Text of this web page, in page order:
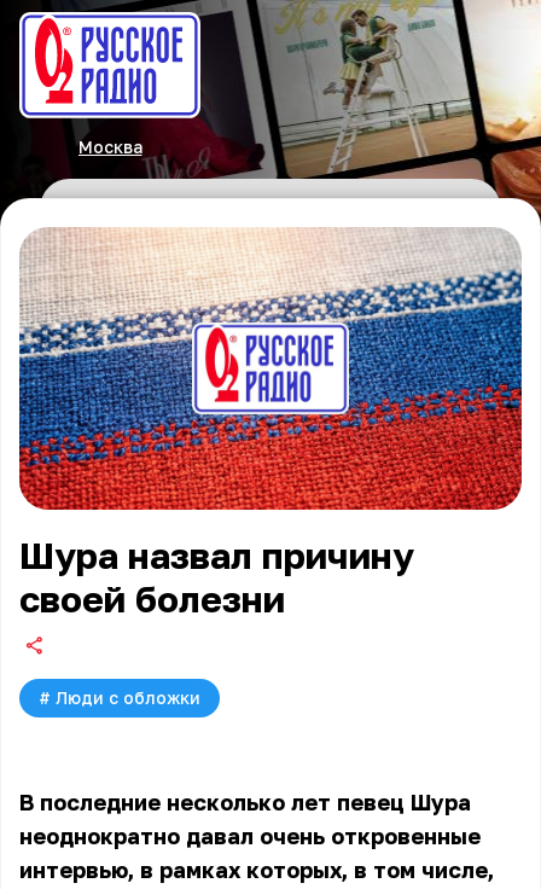
Москва
Шура назвал причину
своей болезни
# Люди с обложки
В последние несколько лет певец Шура
неоднократно давал очень откровенные
интервью, в рамках которых, в том числе,